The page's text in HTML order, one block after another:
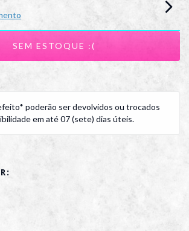
poderão ser devolvidos ou trocados
em até 07 (sete) dias úteis.